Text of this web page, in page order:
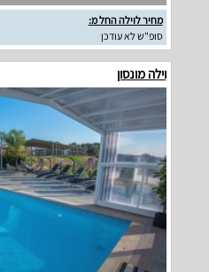
מחיר לוילה החל מ:
סופ"ש לא עודכן
וילה מונסון